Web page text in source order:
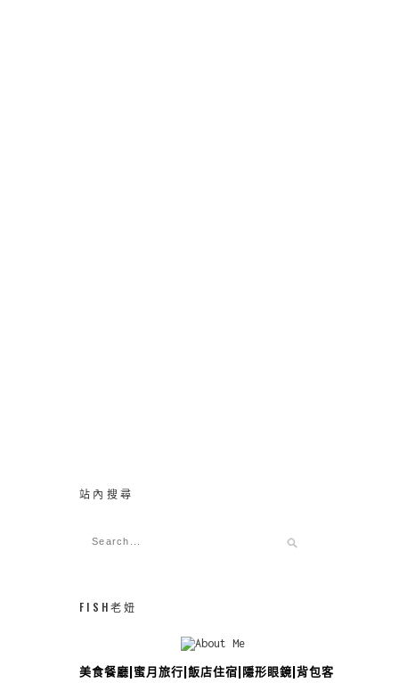
站內搜尋
FISH老妞
美食餐廳|蜜月旅行|飯店住宿|隱形眼鏡|背包客攻